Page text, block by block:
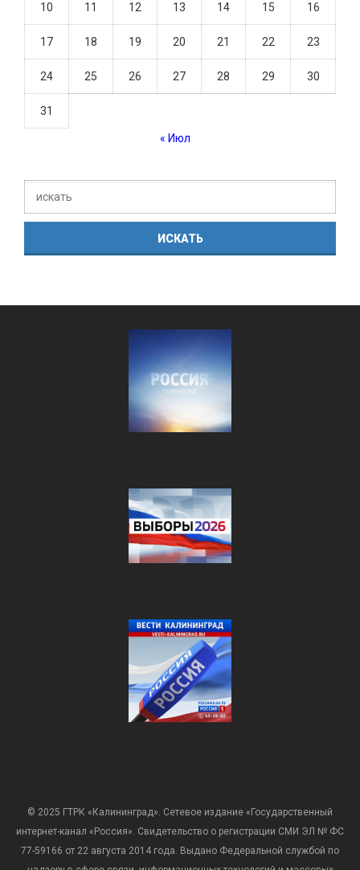
10 11 12 13 14 15 16
17 18 19 20 21 22 23
24 25 26 27 28 29 30
31
« Июл
© 2025 ГТРК «Калининград». Сетевое издание «Государственный
интернет-канал «Россия». Свидетельство о регистрации СМИ ЭЛ № ФС
77-59166 от 22 августа 2014 года. Выдано Федеральной службой по